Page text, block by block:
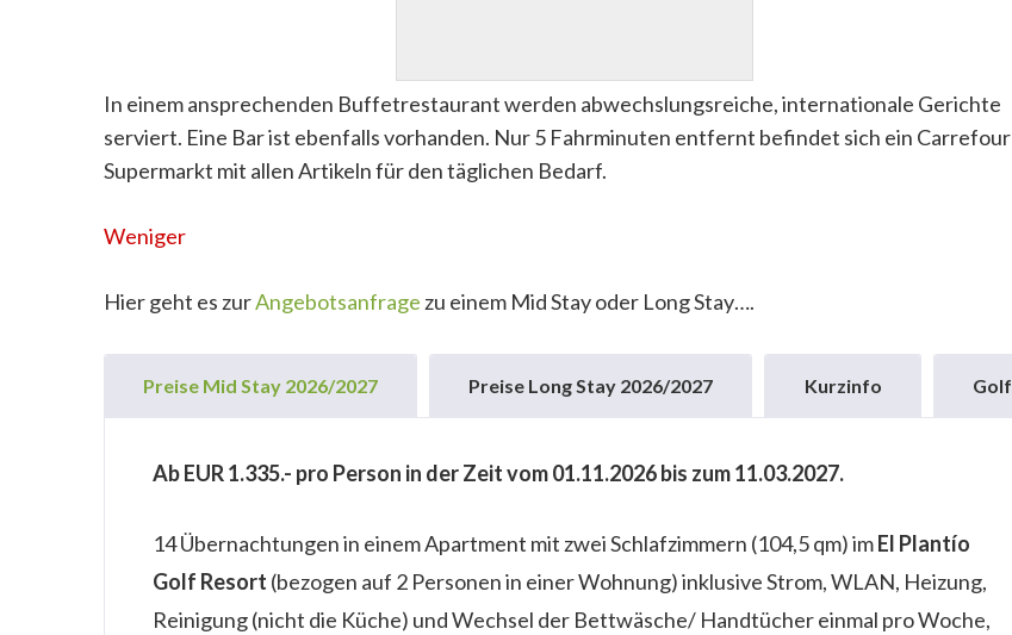
In einem ansprechenden Buffetrestaurant werden abwechslungsreiche, internationale Gerichte
serviert. Eine Bar ist ebenfalls vorhanden. Nur 5 Fahrminuten entfernt befindet sich ein Carrefour
Supermarkt mit allen Artikeln für den täglichen Bedarf.
Weniger
Hier geht es zurAngebotsanfrage zu einem Mid Stay oder Long Stay….
Preise Mid Stay 2026/2027 Preise Long Stay 2026/2027 Kurzinfo Golf
Ab EUR 1.335.- pro Person in der Zeit vom 01.11.2026 bis zum 11.03.2027.
14 Übernachtungen in einem Apartment mit zwei Schlafzimmern (104,5 qm) imEl Plantío
Golf Resort (bezogen auf 2 Personen in einer Wohnung) inklusive Strom, WLAN, Heizung,
Reinigung (nicht die Küche) und Wechsel der Bettwäsche/ Handtücher einmal pro Woche,